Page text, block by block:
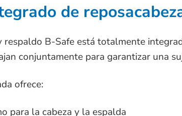
de
respaldo B-Safe está totalmente
conjuntamente para garantizar una
ofrece:
para la cabeza y la espalda